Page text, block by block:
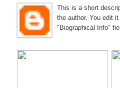
This is a short
the author. You edit
"Biographical Info"